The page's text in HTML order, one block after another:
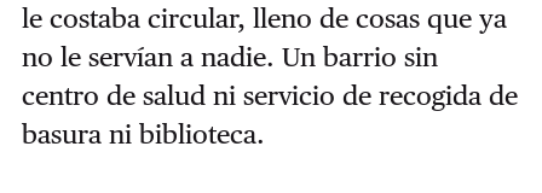
le costaba circular, lleno de cosas que ya
no le servían a nadie. Un barrio sin
centro de salud ni servicio de recogida de
basura ni biblioteca.